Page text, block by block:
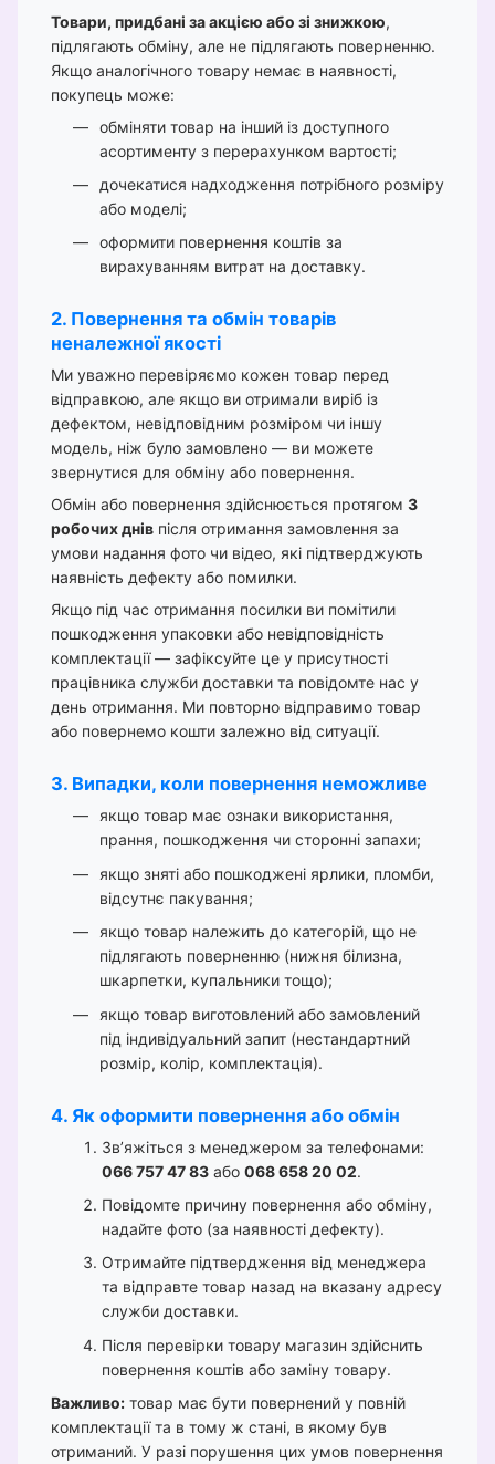
Товари, придбані за акцією або зі знижкою,
підлягають обміну, але не підлягають поверненню.
Якщо аналогічного товару немає в наявності,
покупець може:
обміняти товар на інший із доступного
асортименту з перерахунком вартості;
дочекатися надходження потрібного розміру
або моделі;
оформити повернення коштів за
вирахуванням витрат на доставку.
2. Повернення та обмін товарів
неналежної якості
Ми уважно перевіряємо кожен товар перед
відправкою, але якщо ви отримали виріб із
дефектом, невідповідним розміром чи іншу
модель, ніж було замовлено — ви можете
звернутися для обміну або повернення.
Обмін або повернення здійснюється протягом 3
робочих днів після отримання замовлення за
умови надання фото чи відео, які підтверджують
наявність дефекту або помилки.
Якщо під час отримання посилки ви помітили
пошкодження упаковки або невідповідність
комплектації — зафіксуйте це у присутності
працівника служби доставки та повідомте нас у
день отримання. Ми повторно відправимо товар
або повернемо кошти залежно від ситуації.
3. Випадки, коли повернення неможливе
якщо товар має ознаки використання,
прання, пошкодження чи сторонні запахи;
якщо зняті або пошкоджені ярлики, пломби,
відсутнє пакування;
якщо товар належить до категорій, що не
підлягають поверненню (нижня білизна,
шкарпетки, купальники тощо);
якщо товар виготовлений або замовлений
під індивідуальний запит (нестандартний
розмір, колір, комплектація).
4. Як оформити повернення або обмін
Зв’яжіться з менеджером за телефонами:
066 757 47 83 або 068 658 20 02.
Повідомте причину повернення або обміну,
надайте фото (за наявності дефекту).
Отримайте підтвердження від менеджера
та відправте товар назад на вказану адресу
служби доставки.
Після перевірки товару магазин здійснить
повернення коштів або заміну товару.
Важливо: товар має бути повернений у повній
комплектації та в тому ж стані, в якому був
отриманий. У разі порушення цих умов повернення